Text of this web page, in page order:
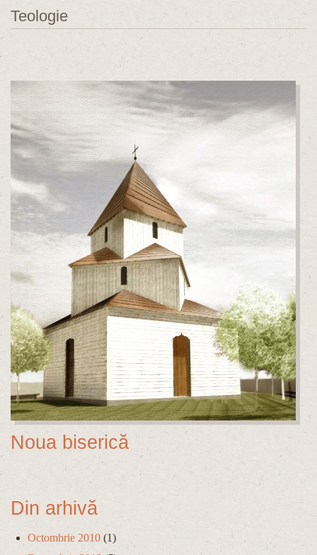
Teologie
Noua biserică
Din arhivă
Octombrie 2010 (1)